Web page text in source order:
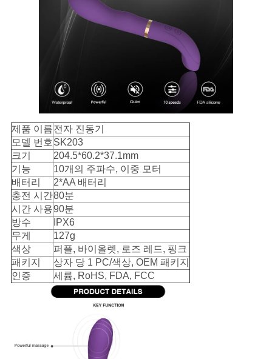
PRIVACY
POLICY
제품 이름전자 진동기
모델 번호 SK203
크기
204.5*60.2*37.1mm
기능
10개의 주파수, 이중 모터
배터리
2*AA 배터리
충전 시간80분
시간 사용90분
방수
IPX6
무게
127g
색상
퍼플, 바이올렛, 로즈 레드, 핑크
패키지
상자 당 1 PC/색상, OEM 패키지
인증
세륨, RoHS, FDA, FCC